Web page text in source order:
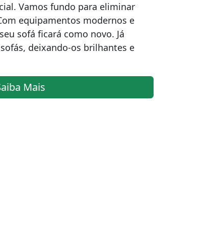
Vamos fundo para eliminar
equipamentos modernos e
sofá ficará como novo. Já
deixando-os brilhantes e
Mais